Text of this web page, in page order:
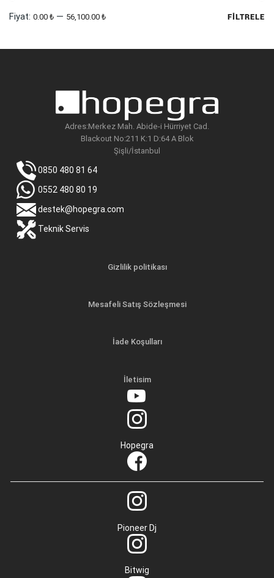
En
En
FILTRELE
Fiyat: 0.00 ₺ — 56,100.00 ₺
Adres:Merkez Mah. Abide-i Hürriyet Cad.
Blackout No:211 K:1 D:64 A Blok
Şişli/İstanbul
0850 480 81 64
0552 480 80 19
destek@hopegra.com
Teknik Servis
Gizlilik politikası
Mesafeli Satış Sözleşmesi
İade Koşulları
İletisim
Hopegra
Pioneer Dj
Bitwig